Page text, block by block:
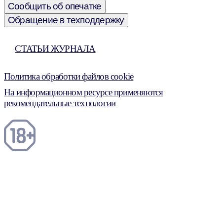
Сообщить об опечатке
Обращение в техподдержку
СТАТЬИ ЖУРНАЛА
Политика обработки файлов cookie
На информационном ресурсе применяются
рекомендательные технологии